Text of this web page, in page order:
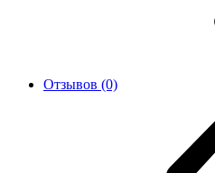
Отзывов (0)